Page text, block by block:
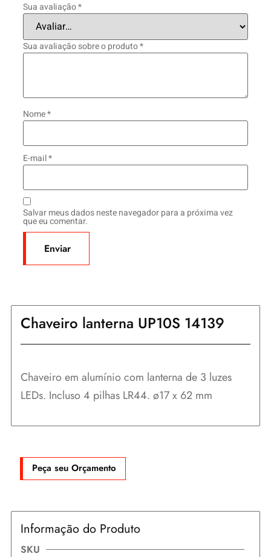
Sua avaliação*
Sua avaliação sobre o produto*
Nome*
E-mail*
Salvar meus dados neste navegador para a próxima vez
que eu comentar.
Chaveiro lanterna UP10S 14139
Chaveiro em alumínio com lanterna de 3 luzes
LEDs. Incluso 4 pilhas LR44. ø17 x 62 mm
Peça seu Orçamento
Informação do Produto
SKU